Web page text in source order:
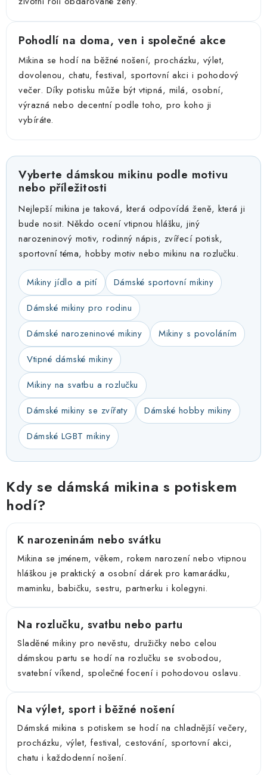
Pohodlí na doma, ven i společné akce
Mikina se hodí na běžné nošení, procházku, výlet,
dovolenou, chatu, festival, sportovní akci i pohodový
večer. Díky potisku může být vtipná, milá, osobní,
výrazná nebo decentní podle toho, pro koho ji
vybíráte.
Vyberte dámskou mikinu podle motivu
nebo příležitosti
Nejlepší mikina je taková, která odpovídá ženě, která ji
bude nosit. Někdo ocení vtipnou hlášku, jiný
narozeninový motiv, rodinný nápis, zvířecí potisk,
sportovní téma, hobby motiv nebo mikinu na rozlučku.
Mikiny jídlo a pití
Dámské sportovní mikiny
Dámské mikiny pro rodinu
Dámské narozeninové mikiny
Mikiny s povoláním
Vtipné dámské mikiny
Mikiny na svatbu a rozlučku
Dámské mikiny se zvířaty
Dámské hobby mikiny
Dámské LGBT mikiny
Kdy se dámská mikina s potiskem
hodí?
K narozeninám nebo svátku
Mikina se jménem, věkem, rokem narození nebo vtipnou
hláškou je praktický a osobní dárek pro kamarádku,
maminku, babičku, sestru, partnerku i kolegyni.
Na rozlučku, svatbu nebo partu
Sladěné mikiny pro nevěstu, družičky nebo celou
dámskou partu se hodí na rozlučku se svobodou,
svatební víkend, společné focení i pohodovou oslavu.
Na výlet, sport i běžné nošení
Dámská mikina s potiskem se hodí na chladnější večery,
procházku, výlet, festival, cestování, sportovní akci,
chatu i každodenní nošení.